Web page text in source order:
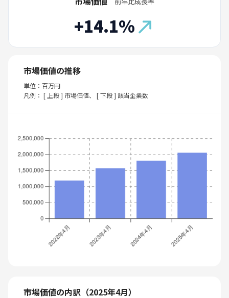
+14.1%
市場価値の推移
単位：百万円
凡例： [ 上段 ] 市場価値、 [ 下段 ] 該当企業数
市場価値の内訳（2025年4月）